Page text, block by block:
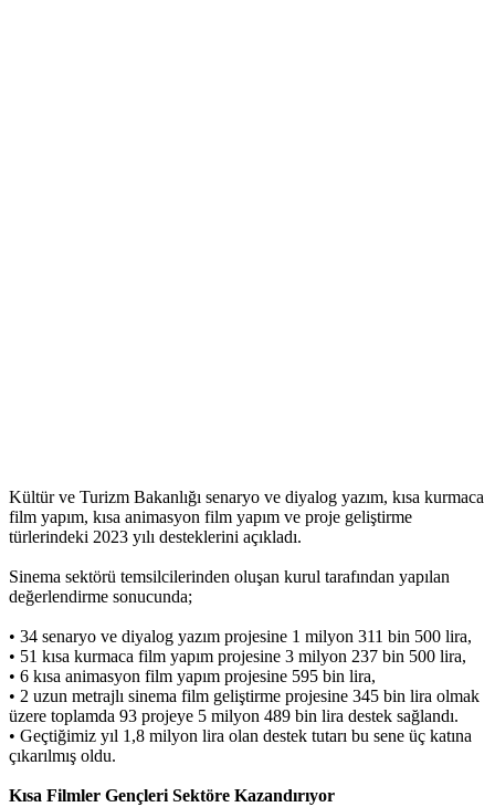
Kültür ve Turizm Bakanlığı senaryo ve diyalog yazım, kısa kurmaca
film yapım, kısa animasyon film yapım ve proje geliştirme
türlerindeki 2023 yılı desteklerini açıkladı.
Sinema sektörü temsilcilerinden oluşan kurul tarafından yapılan
değerlendirme sonucunda;
• 34 senaryo ve diyalog yazım projesine 1 milyon 311 bin 500 lira,
• 51 kısa kurmaca film yapım projesine 3 milyon 237 bin 500 lira,
• 6 kısa animasyon film yapım projesine 595 bin lira,
• 2 uzun metrajlı sinema film geliştirme projesine 345 bin lira olmak
üzere toplamda 93 projeye 5 milyon 489 bin lira destek sağlandı.
• Geçtiğimiz yıl 1,8 milyon lira olan destek tutarı bu sene üç katına
çıkarılmış oldu.
Kısa Filmler Gençleri Sektöre Kazandırıyor